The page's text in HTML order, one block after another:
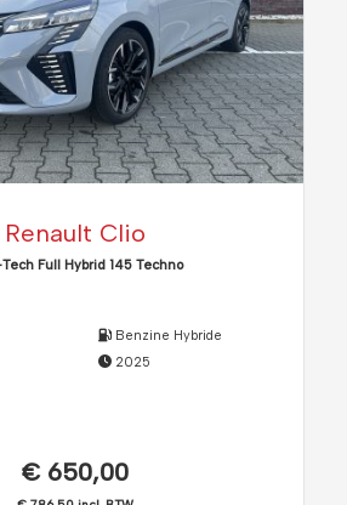
Renault Clio
Tech Full Hybrid 145 Techno
Benzine Hybride
2025
€ 650,00